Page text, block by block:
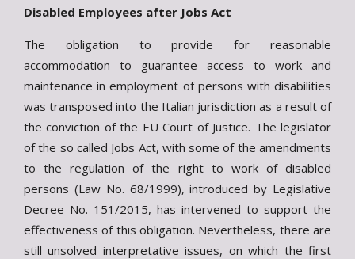
Disabled Employees after Jobs Act
The obligation to provide for reasonable
accommodation to guarantee access to work and
maintenance in employment of persons with disabilities
was transposed into the Italian jurisdiction as a result of
the conviction of the EU Court of Justice. The legislator
of the so called Jobs Act, with some of the amendments
to the regulation of the right to work of disabled
persons (Law No. 68/1999), introduced by Legislative
Decree No. 151/2015, has intervened to support the
effectiveness of this obligation. Nevertheless, there are
still unsolved interpretative issues, on which the first